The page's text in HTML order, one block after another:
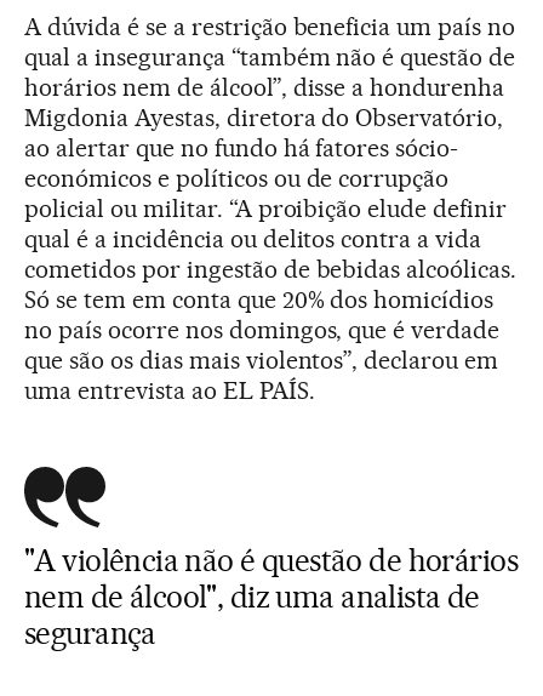
A dúvida é se a restrição beneficia um país no
qual a insegurança “também não é questão de
horários nem de álcool”, disse a hondurenha
Migdonia Ayestas, diretora do Observatório,
ao alertar que no fundo há fatores sócio-
económicos e políticos ou de corrupção
policial ou militar. “A proibição elude definir
qual é a incidência ou delitos contra a vida
cometidos por ingestão de bebidas alcoólicas.
Só se tem em conta que 20% dos homicídios
no país ocorre nos domingos, que é verdade
que são os dias mais violentos”, declarou em
uma entrevista ao EL PAÍS.
"A violência não é questão de horários
nem de álcool", diz uma analista de
segurança